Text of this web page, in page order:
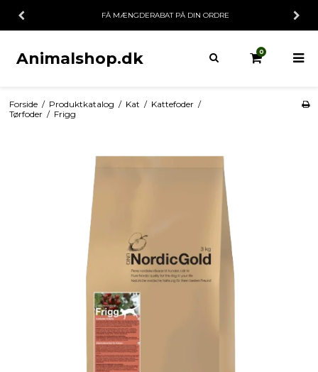
FÅ MÆNGDERABAT PÅ DIN ORDRE
Animalshop.dk 0
Forside / Produktkatalog / Kat / Kattefoder /
Tørfoder / Frigg